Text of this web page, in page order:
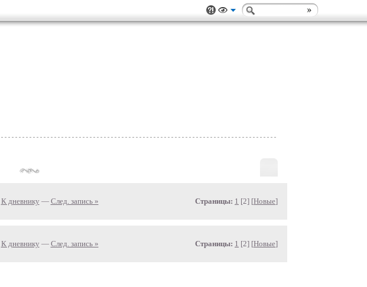
К дневнику — След. запись » Страницы: 1 [2] [Новые]
К дневнику — След. запись » Страницы: 1 [2] [Новые]